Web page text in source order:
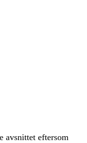
avsnittet eftersom